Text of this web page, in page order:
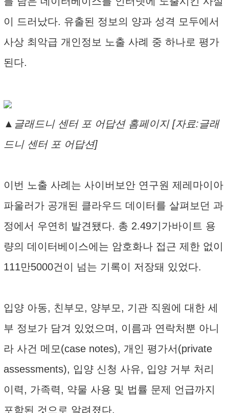
이 드러났다. 유출된 정보의 양과 성격 모두에서
사상 최악급 개인정보 노출 사례 중 하나로 평가
된다.
▲글래드니 센터 포 어답션 홈페이지 [자료:글래
드니 센터 포 어답션]
이번 노출 사례는 사이버보안 연구원 제레마이아
파울러가 공개된 클라우드 데이터를 살펴보던 과
정에서 우연히 발견됐다. 총 2.49기가바이트 용
량의 데이터베이스에는 암호화나 접근 제한 없이
111만5000건이 넘는 기록이 저장돼 있었다.
입양 아동, 친부모, 양부모, 기관 직원에 대한 세
부 정보가 담겨 있었으며, 이름과 연락처뿐 아니
라 사건 메모(case notes), 개인 평가서(private
assessments), 입양 신청 사유, 입양 거부 처리
이력, 가족력, 약물 사용 및 법률 문제 언급까지
포함된 것으로 알려졌다.